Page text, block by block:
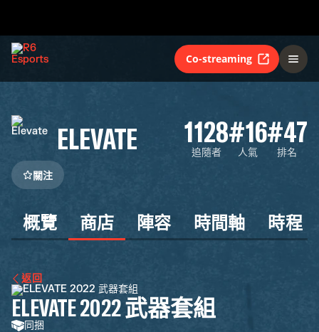
Co-streaming
ELEVATE 1128
追隨者
#16
人氣
#47
排名
關注
概覽 商店 陣容 時間軸 時程
返回
ELEVATE 2022 武器套組
同捆